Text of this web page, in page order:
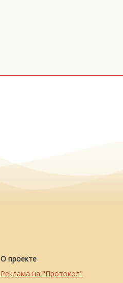
О проекте
Реклама на "Протокол"